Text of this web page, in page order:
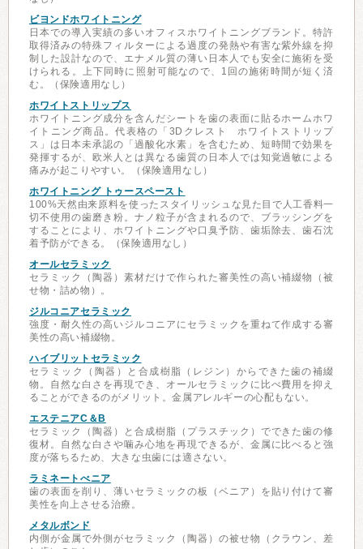
ビヨンドホワイトニング
日本での導入実績の多いオフィスホワイトニングブランド。特許
取得済みの特殊フィルターによる過度の発熱や有害な紫外線を抑
制した設計なので、エナメル質の薄い日本人でも安全に施術を受
けられる。上下同時に照射可能なので、1回の施術時間が短く済
む。（保険適用なし）
ホワイトストリップス
ホワイトニング成分を含んだシートを歯の表面に貼るホームホワ
イトニング商品。代表格の「3Dクレスト ホワイトストリップ
ス」は日本未承認の「過酸化水素」を含むため、短時間で効果を
発揮するが、欧米人とは異なる歯質の日本人では知覚過敏による
痛みが起こりやすい。（保険適用なし）
ホワイトニング トゥースペースト
100%天然由来原料を使ったスタイリッシュな見た目で人工香料一
切不使用の歯磨き粉。ナノ粒子が含まれるので、ブラッシングを
することにより、ホワイトニングや口臭予防、歯垢除去、歯石沈
着予防ができる。（保険適用なし）
オールセラミック
セラミック（陶器）素材だけで作られた審美性の高い補綴物（被
せ物・詰め物）。
ジルコニアセラミック
強度・耐久性の高いジルコニアにセラミックを重ねて作成する審
美性の高い補綴物。
ハイブリットセラミック
セラミック（陶器）と合成樹脂（レジン）からできた歯の補綴
物。自然な白さを再現でき、オールセラミックに比べ費用を抑え
ることができるのがメリット。金属アレルギーの心配もない。
エステニアC＆B
セラミック（陶器）と合成樹脂（プラスチック）でできた歯の修
復材。自然な白さや噛み心地を再現できるが、金属に比べると強
度が落ちるため、大きな虫歯には適さない。
ラミネートべニア
歯の表面を削り、薄いセラミックの板（ベニア）を貼り付けて審
美性を向上させる治療。
メタルボンド
内側が金属で外側がセラミック（陶器）の被せ物（クラウン、差